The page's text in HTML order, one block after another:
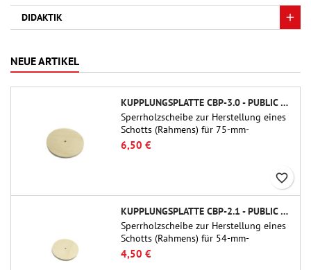
DIDAKTIK
NEUE ARTIKEL
KUPPLUNGSPLATTE CBP-3.0 - PUBLIC MISSILES LTD.
Sperrholzscheibe zur Herstellung eines
Schotts (Rahmens) für 75-mm-
Rohrkupplungen (PT-3.0/QT-3.0) von
Public Missiles Ltd.
6,50 €
favorite_border
KUPPLUNGSPLATTE CBP-2.1 - PUBLIC MISSILES LTD.
Sperrholzscheibe zur Herstellung eines
Schotts (Rahmens) für 54-mm-
Rohrkupplungen (PT-2.1 oder QT-2.1)
von Public Missiles Ltd.
4,50 €